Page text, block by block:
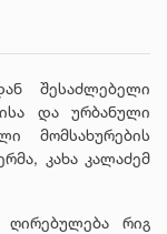
შესაძლებელი
და ურბანული
მომსახურების
კახა კალაძემ
ღირებულება რიგ